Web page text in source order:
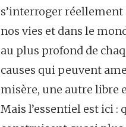
s’interroger réellement
nos vies et dans le
au plus profond de
causes qui peuvent
misère, une autre libre
Mais l’essentiel est ici